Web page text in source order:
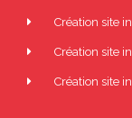
Création site
Création site
Création site